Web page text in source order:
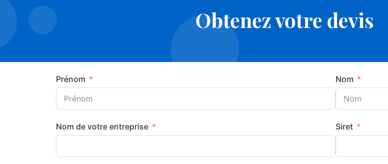
Obtenez votre devis
Prénom Nom
Nom de votre entreprise Siret